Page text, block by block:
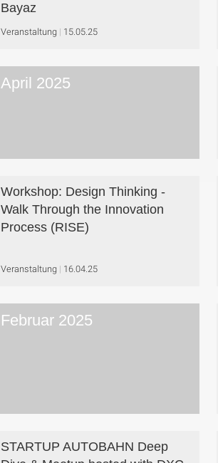
Bayaz
Veranstaltung 15.05.25
April 2025
Workshop: Design Thinking -
Walk Through the Innovation
Process (RISE)
Veranstaltung 16.04.25
Februar 2025
STARTUP AUTOBAHN Deep